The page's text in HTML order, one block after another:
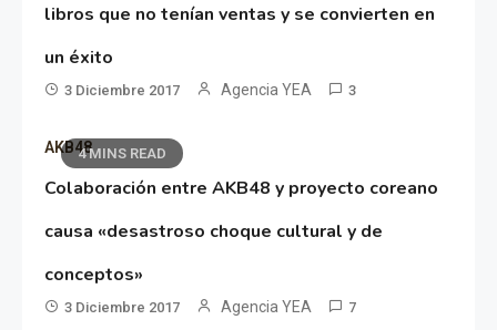
libros que no tenían ventas y se convierten en
un éxito
3 Diciembre 2017 Agencia YEA 3
4 MINS READ
AKB48
Colaboración entre AKB48 y proyecto coreano
causa «desastroso choque cultural y de
conceptos»
3 Diciembre 2017 Agencia YEA 7